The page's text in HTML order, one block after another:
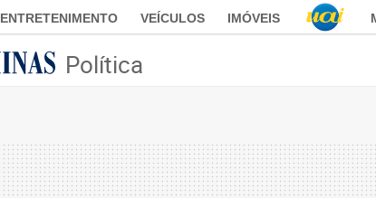
ENTRETENIMENTO VEÍCULOS IMÓVEIS
Política